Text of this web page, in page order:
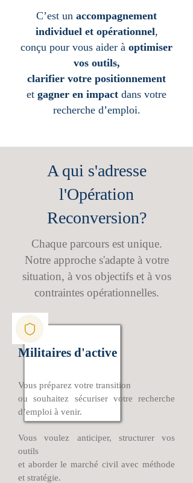
C’est un accompagnement
individuel et opérationnel,
conçu pour vous aider à optimiser
vos outils,
clarifier votre positionnement
et gagner en impact dans votre
recherche d’emploi.
A qui s'adresse
l'Opération
Reconversion?
Chaque parcours est unique.
Notre approche s'adapte à votre
situation, à vos objectifs et à vos
contraintes opérationnelles.
Militaires d'active
Vous préparez votre transition
ou souhaitez sécuriser votre recherche
d’emploi à venir.
Vous voulez anticiper, structurer vos
outils
et aborder le marché civil avec méthode
et stratégie.